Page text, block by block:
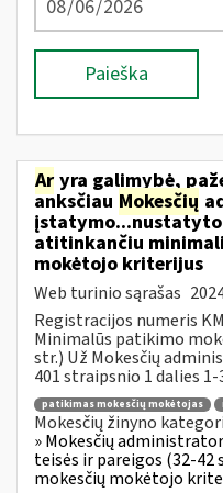
Paieška
Ar yra galimybė,
anksčiau Mokesčių
atitinkančiu
mokėtojo kriterijus
Web turinio sąrašas
Registracijos numeris
Minimalūs patikimo
str.) Už Mokesčių
401 straipsnio 1 dalies 1-
patikimas mokesčių mokėtojas
Mokesčių žinyno
» Mokesčių
teisės ir pareigos (32-42
mokesčių mokėtojo